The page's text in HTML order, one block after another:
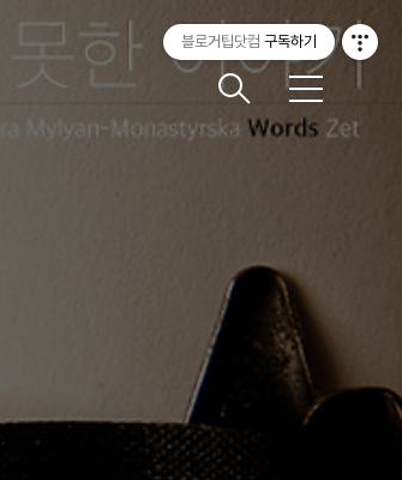
메
뉴
블로거팁닷컴 구독하기